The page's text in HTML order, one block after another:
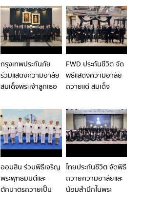
พระราชทานพระบรม
ราชวโรกาสให้ คณะ
กรรมการ ธนาคาร
กรุงเทพ จำกัด
ละอองธุลีพระบาท
ถวายพระพรชัยมงคล
อาสาฬหบูชา ณ วัด
อรุณราชวราราม ร่วม
สืบสานพระพุทธ
ศาสนา ส่งเสริมการ
แวดล้อมที่ยั่งยืน
กรุงเทพประกันภัย
ร่วมแสดงความอาลัย
สมเด็จพระเจ้าลูกเธอ
นเรนทิราเทพยวดี
กรมหลวงราชสาริณี
สิริพัชร มหาวัชรราช
ธิดา
FWD ประกันชีวิต จัด
พิธีแสดงความอาลัย
ถวายแด่ สมเด็จ
พัชรกิติยาภา นเรนทิ
ราเทพยวดี กรมหลวง
ราชสาริณีสิริพัชร
มหาวัชรราชธิดา
ออมสิน ร่วมพิธีเจริญ
พระพุทธมนต์และ
ตักบาตรถวายเป็น
ไทยประกันชีวิต จัดพิธี
ถวายความอาลัยและ
น้อมสำนึกในพระ